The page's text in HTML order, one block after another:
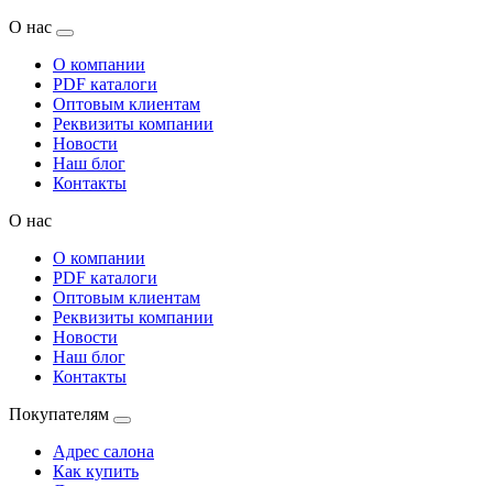
О нас
О компании
PDF каталоги
Оптовым клиентам
Реквизиты компании
Новости
Наш блог
Контакты
О нас
О компании
PDF каталоги
Оптовым клиентам
Реквизиты компании
Новости
Наш блог
Контакты
Покупателям
Адрес салона
Как купить